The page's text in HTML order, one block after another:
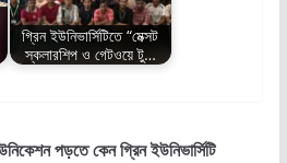
গ্রিন ইউনিভার্সিটিতে “মেক্সট
স্কলারশিপ ও গেটওয়ে টু…
পড়তে কেন গ্রিন ইউনিভার্সিটি